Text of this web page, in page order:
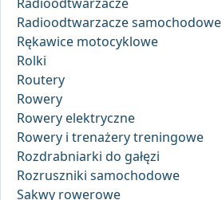
Radioodtwarzacze samochodowe
Rękawice motocyklowe
Rolki
Routery
Rowery
Rowery elektryczne
Rowery i trenażery treningowe
Rozdrabniarki do gałęzi
Rozruszniki samochodowe
Sakwy rowerowe